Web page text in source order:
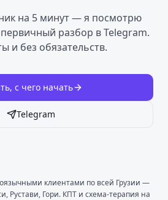
на 5 минут — я посмотрю
разбор в Telegram.
и без обязательств.
с чего начать
Telegram
клиентами по всей Грузии —
Рустави, Гори. КПТ и схема-терапия на